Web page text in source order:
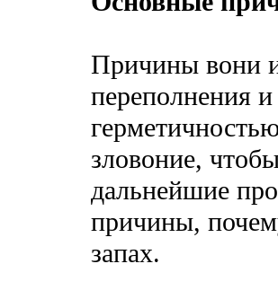
Причины вони
переполнения
зловоние,
дальнейшие
причины,
запах.